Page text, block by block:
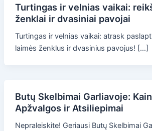
Turtingas ir velnias vaikai:
ženklai ir dvasiniai pavojai
Turtingas ir velnias vaikai: atrask
laimės ženklus ir dvasinius pavojus! […]
Butų Skelbimai Garliavoje:
Apžvalgos ir Atsiliepimai
Nepraleiskite! Geriausi Butų Skelbimai